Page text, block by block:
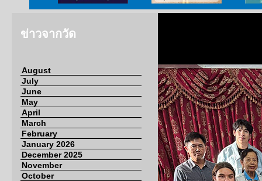
สังคมมังตรา บนเส้นทางธุรกิจ บั
ข่าวจากวัด
August
July
June
May
April
March
February
January 2026
December 2025
November
October